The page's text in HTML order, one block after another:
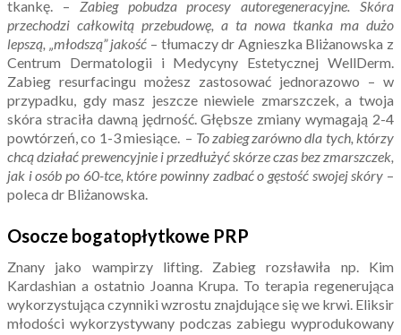
tkankę. – Zabieg pobudza procesy autoregeneracyjne. Skóra
przechodzi całkowitą przebudowę, a ta nowa tkanka ma dużo
lepszą, „młodszą” jakość – tłumaczy dr Agnieszka Bliżanowska z
Centrum Dermatologii i Medycyny Estetycznej WellDerm.
Zabieg resurfacingu możesz zastosować jednorazowo – w
przypadku, gdy masz jeszcze niewiele zmarszczek, a twoja
skóra straciła dawną jędrność. Głębsze zmiany wymagają 2-4
powtórzeń, co 1-3 miesiące. – To zabieg zarówno dla tych, którzy
chcą działać prewencyjnie i przedłużyć skórze czas bez zmarszczek,
jak i osób po 60-tce, które powinny zadbać o gęstość swojej skóry –
poleca dr Bliżanowska.
Osocze bogatopłytkowe PRP
Znany jako wampirzy lifting. Zabieg rozsławiła np. Kim
Kardashian a ostatnio Joanna Krupa. To terapia regenerująca
wykorzystująca czynniki wzrostu znajdujące się we krwi. Eliksir
młodości wykorzystywany podczas zabiegu wyprodukowany